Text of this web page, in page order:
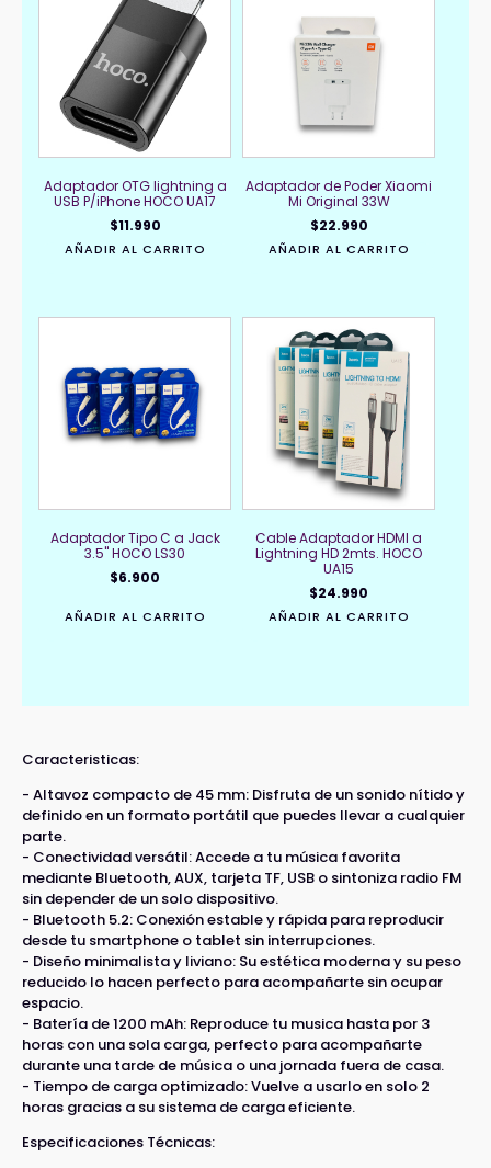
Adaptador OTG lightning a
USB P/iPhone HOCO UA17
$11.990
AÑADIR AL CARRITO
Adaptador de Poder Xiaomi
Mi Original 33W
$22.990
AÑADIR AL CARRITO
Adaptador Tipo C a Jack
3.5" HOCO LS30
$6.900
AÑADIR AL CARRITO
Cable Adaptador HDMI a
Lightning HD 2mts. HOCO
UA15
$24.990
AÑADIR AL CARRITO
Caracteristicas:
- Altavoz compacto de 45 mm: Disfruta de un sonido nítido y
definido en un formato portátil que puedes llevar a cualquier
parte.
- Conectividad versátil: Accede a tu música favorita
mediante Bluetooth, AUX, tarjeta TF, USB o sintoniza radio FM
sin depender de un solo dispositivo.
- Bluetooth 5.2: Conexión estable y rápida para reproducir
desde tu smartphone o tablet sin interrupciones.
- Diseño minimalista y liviano: Su estética moderna y su peso
reducido lo hacen perfecto para acompañarte sin ocupar
espacio.
- Batería de 1200 mAh: Reproduce tu musica hasta por 3
horas con una sola carga, perfecto para acompañarte
durante una tarde de música o una jornada fuera de casa.
- Tiempo de carga optimizado: Vuelve a usarlo en solo 2
horas gracias a su sistema de carga eficiente.
Especificaciones Técnicas: